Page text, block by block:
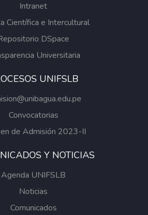
Intranet
Científica e Intercultural
DSpace
Universitaria
UNIFSLB
Convocatorias
de Admisión 2023-II
Y NOTICIAS
Agenda UNIFSLB
Noticias
Comunicados